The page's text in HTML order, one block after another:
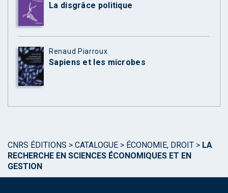
La disgrâce politique
Renaud Piarroux
Sapiens et les microbes
CNRS ÉDITIONS > CATALOGUE > ÉCONOMIE, DROIT > LA
RECHERCHE EN SCIENCES ÉCONOMIQUES ET EN
GESTION